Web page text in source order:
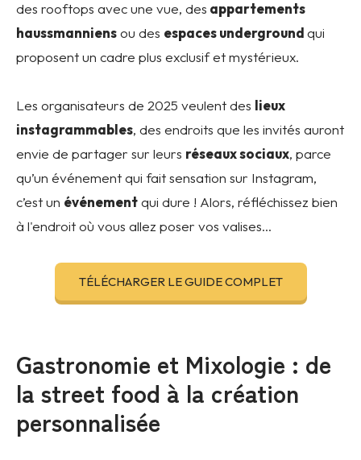
des rooftops avec une vue, des appartements
haussmanniensou des espaces undergroundqui
proposent un cadre plus exclusif et mystérieux.
Les organisateurs de 2025 veulent des lieux
instagrammables, des endroits que les invités auront
envie de partager sur leurs réseaux sociaux, parce
qu’un événement qui fait sensation sur Instagram,
c’est un événementqui dure ! Alors, réfléchissez bien
à l'endroit où vous allez poser vos valises…
TÉLÉCHARGER LE GUIDE COMPLET
Gastronomie et Mixologie : de
la street food à la création
personnalisée